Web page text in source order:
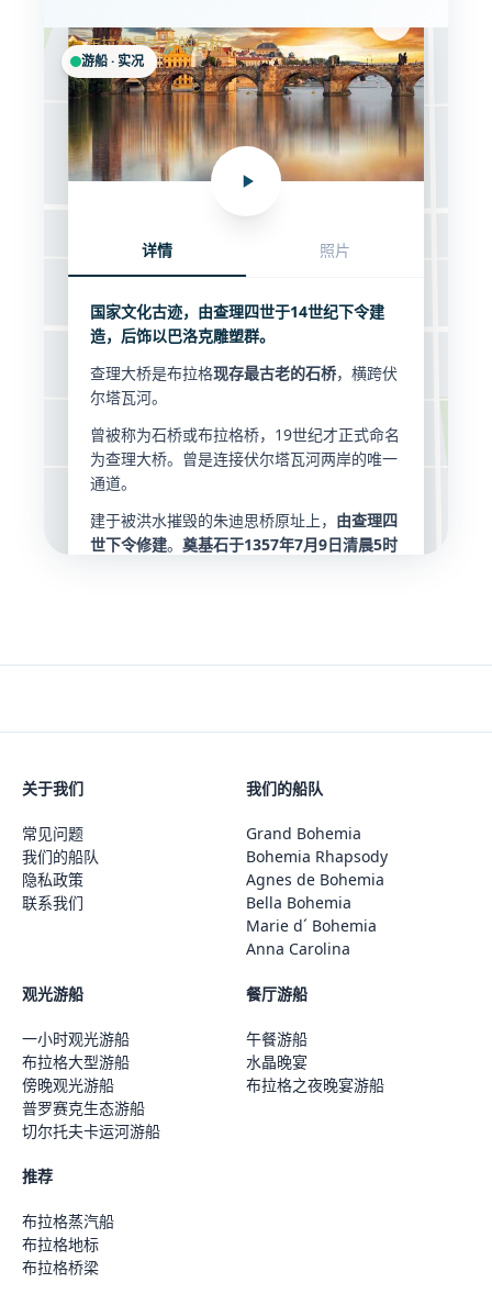
小城广场
布拉格最古老的石桥
详情 照片
国家文化古迹，由查理四世于14世纪下令建
造，后饰以巴洛克雕塑群。
查理大桥是布拉格现存最古老的石桥，横跨伏
尔塔瓦河。
曾被称为石桥或布拉格桥，19世纪才正式命名
为查理大桥。曾是连接伏尔塔瓦河两岸的唯一
通道。
建于被洪水摧毁的朱迪思桥原址上， 由查理四
世下令修建。奠基石于1357年7月9日清晨5时
下方的铜牌可保您重返布拉格。
游船 · 实况
关于我们
常见问题
我们的船队
隐私政策
联系我们
我们的船队
Grand Bohemia
Bohemia Rhapsody
Agnes de Bohemia
Bella Bohemia
Marie d´ Bohemia
Anna Carolina
观光游船
一小时观光游船
布拉格大型游船
傍晚观光游船
普罗赛克生态游船
切尔托夫卡运河游船
餐厅游船
午餐游船
水晶晚宴
布拉格之夜晚宴游船
推荐
布拉格蒸汽船
布拉格地标
布拉格桥梁